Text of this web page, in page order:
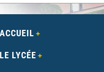
ACCUEIL
LE LYCÉE